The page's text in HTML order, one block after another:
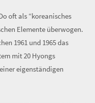
oft als “koreanisches
Elemente überwogen.
1961 und 1965 das
mit 20 Hyongs
eigenständigen